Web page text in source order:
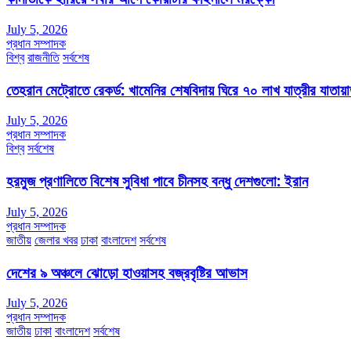
July 5, 2026
প্রধান সম্পাদক
বিশ্ব রাজনীতি সর্বশেষ
তেহরান মেট্রোতে রেকর্ড: খামেনির শেষবিদায় ঘিরে ৭০ লাখ যাত্রীর
July 5, 2026
প্রধান সম্পাদক
বিশ্ব সর্বশেষ
হরমুজ প্রণালিতে বিশেষ সুবিধা পাবে চীনসহ বন্ধু দেশগুলো: ইরান
July 5, 2026
প্রধান সম্পাদক
জাতীয় জেলার খবর ঢাকা বাংলাদেশ সর্বশেষ
দেশের ৯ অঞ্চলে ঝোড়ো হাওয়াসহ বজ্রবৃষ্টির আভাস
July 5, 2026
প্রধান সম্পাদক
জাতীয় ঢাকা বাংলাদেশ সর্বশেষ